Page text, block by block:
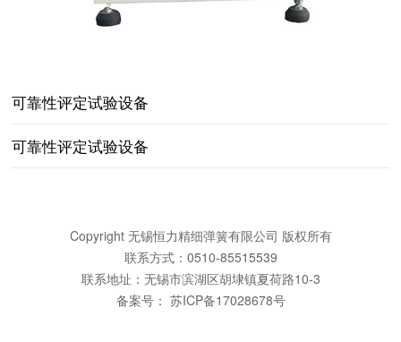
可靠性评定试验设备
可靠性评定试验设备
Copyright 无锡恒力精细弹簧有限公司 版权所有
联系方式：0510-85515539
联系地址：无锡市滨湖区胡埭镇夏荷路10-3
备案号： 苏ICP备17028678号